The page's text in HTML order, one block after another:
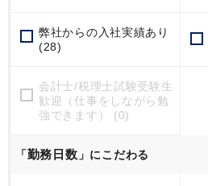
弊社からの入社実績あり
(28)
会計士/税理士試験受験生
歓迎（仕事をしながら勉
強できます） (0)
「勤務日数 」にこだわる